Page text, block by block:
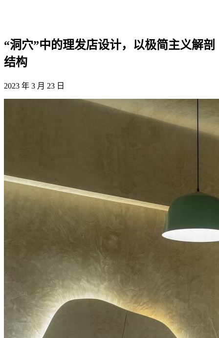
“洞穴”中的理发店设计，以极简主义解剖
结构
2023 年 3 月 23 日